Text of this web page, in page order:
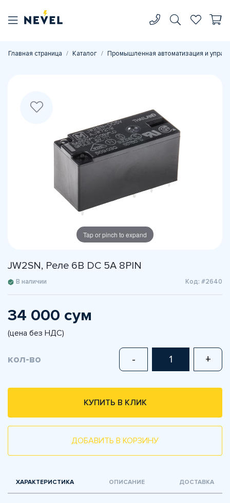
Главная страница Каталог Промышленная автоматизация и
Tap or pinch to expand
JW2SN, Реле 6В DC 5А 8PIN
В наличии Код: #2640
34 000 сум
(цена без НДС)
кол-во - +
КУПИТЬ В КЛИК
ДОБАВИТЬ В КОРЗИНУ
ХАРАКТЕРИСТИКА ОПИСАНИЕ ДОСТАВКА